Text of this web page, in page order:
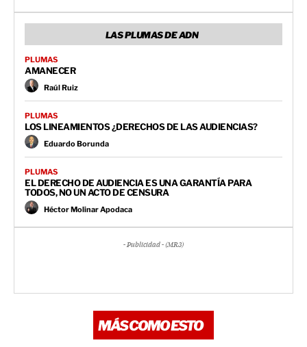
LAS PLUMAS DE ADN
PLUMAS
AMANECER
Raúl Ruiz
PLUMAS
LOS LINEAMIENTOS ¿DERECHOS DE LAS AUDIENCIAS?
Eduardo Borunda
PLUMAS
EL DERECHO DE AUDIENCIA ES UNA GARANTÍA PARA
TODOS, NO UN ACTO DE CENSURA
Héctor Molinar Apodaca
- Publicidad - (MR3)
MÁS COMO ESTO